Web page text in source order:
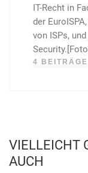
IT-Recht in
der
von ISPs,
4 BEITRÄGE
VIELLEICHT
AUCH